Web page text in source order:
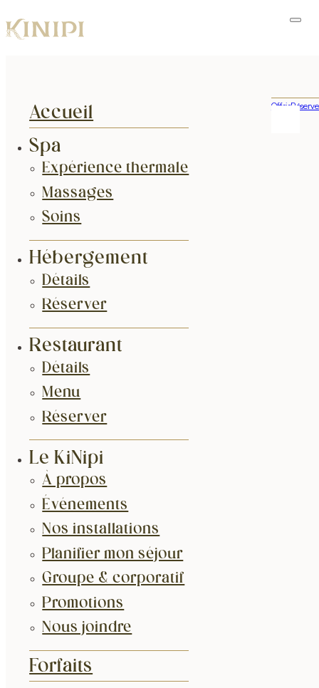
Accueil
Spa
Expérience thermale
Massages
Soins
Hébergement
Détails
Réserver
Restaurant
Détails
Menu
Réserver
Le KiNipi
À propos
Événements
Nos installations
Planifier mon séjour
Groupe & corporatif
Promotions
Nous joindre
Forfaits
Offrir